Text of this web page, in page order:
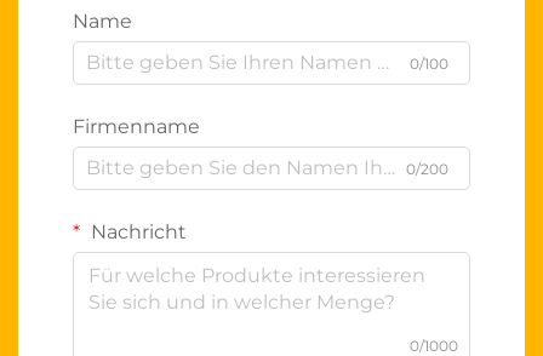
Name
0/100
Firmenname
0/200
Nachricht
0/1000